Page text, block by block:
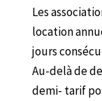
Les
location
jours
Au-delà de
demi- tarif